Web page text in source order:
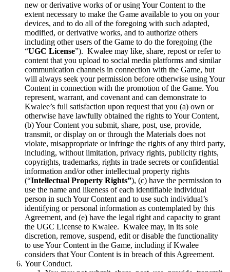
new or derivative works of or using Your Content to the
extent necessary to make the Game available to you on your
devices, and to do all of the foregoing with such adapted,
modified, or derivative works, and to authorize others
including other users of the Game to do the foregoing (the
“UGC License”). Kwalee may like, share, repost or refer to
content that you upload to social media platforms and similar
communication channels in connection with the Game, but
will always seek your permission before otherwise using Your
Content in connection with the promotion of the Game. You
represent, warrant, and covenant and can demonstrate to
Kwalee’s full satisfaction upon request that you (a) own or
otherwise have lawfully obtained the rights to Your Content,
(b) Your Content you submit, share, post, use, provide,
transmit, or display on or through the Materials does not
violate, misappropriate or infringe the rights of any third party,
including, without limitation, privacy rights, publicity rights,
copyrights, trademarks, rights in trade secrets or confidential
information and/or other intellectual property rights
(“Intellectual Property Rights”), (c) have the permission to
use the name and likeness of each identifiable individual
person in such Your Content and to use such individual’s
identifying or personal information as contemplated by this
Agreement, and (e) have the legal right and capacity to grant
the UGC License to Kwalee. Kwalee may, in its sole
discretion, remove, suspend, edit or disable the functionality
to use Your Content in the Game, including if Kwalee
considers that Your Content is in breach of this Agreement.
Your Conduct.